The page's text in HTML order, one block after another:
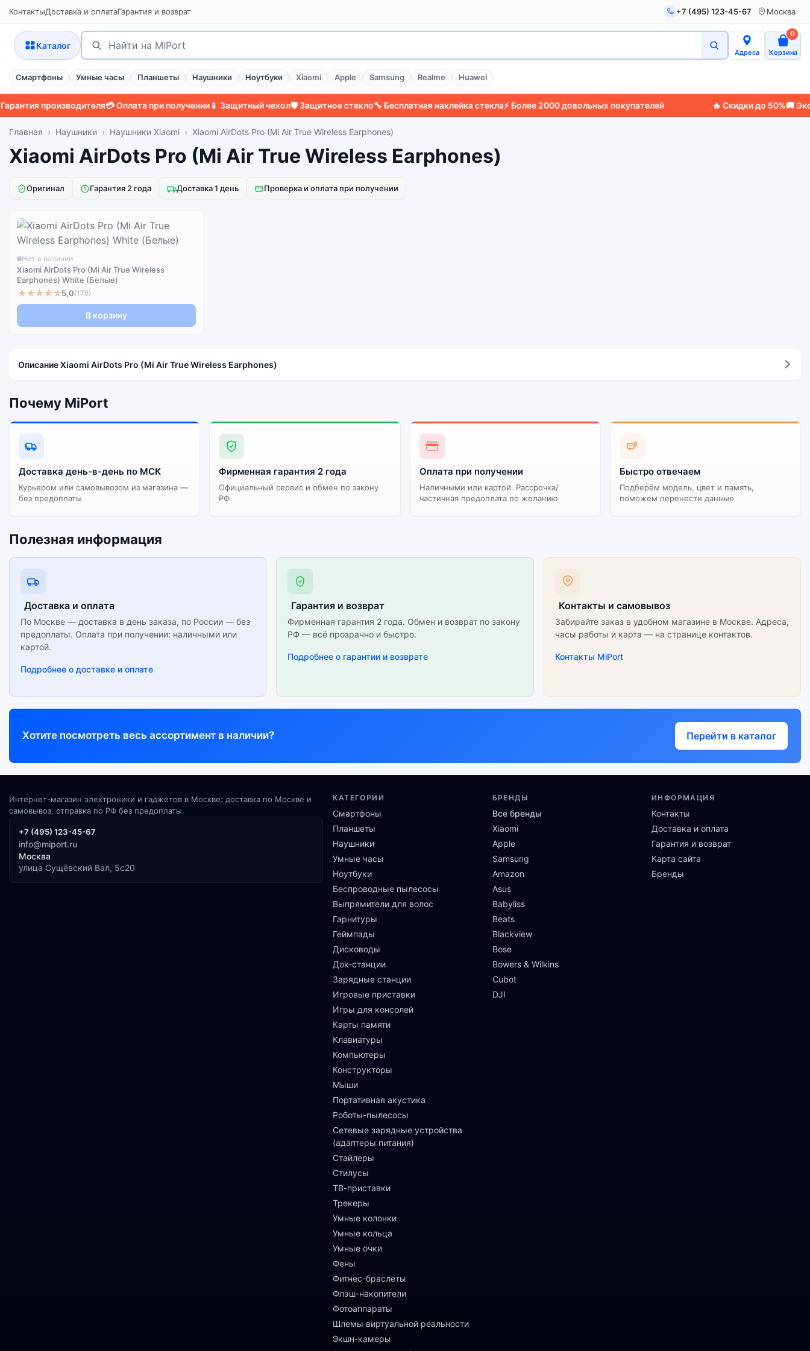
КонтактыДоставка и оплатаГарантия и возврат +7 (495) 123-45-67 Москва
Каталог
Поиск
Найти
Адреса Корзина
0
Смартфоны Умные часы Планшеты Наушники Ноутбуки Xiaomi Apple Samsung Realme Huawei
производителя💳 Оплата при получении📱 Защитный чехол🛡️ Защитное стекло🔧 Бесплатная наклейка стекла⚡ Более 2000 довольных покупателей 🔥 Скидки до 50% 🚚
Главная Наушники Наушники Xiaomi Xiaomi AirDots Pro (Mi Air True Wireless Earphones)
Xiaomi AirDots Pro (Mi Air True Wireless Earphones)
Оригинал Гарантия 2 года Доставка 1 день Проверка и оплата при получении
Нет в наличии
Xiaomi AirDots Pro (Mi Air True Wireless
Earphones) White (Белые)
★★★★★5,0(178)
В корзину
Описание Xiaomi AirDots Pro (Mi Air True Wireless Earphones)
Почему MiPort
Доставка день-в-день по МСК
Курьером или самовывозом из магазина —
без предоплаты
Фирменная гарантия 2 года
Официальный сервис и обмен по закону
РФ
Оплата при получении
Наличными или картой. Рассрочка/
частичная предоплата по желанию
Быстро отвечаем
Подберём модель, цвет и память,
поможем перенести данные
Полезная информация
Доставка и оплата
По Москве — доставка в день заказа, по России — без
предоплаты. Оплата при получении: наличными или
картой.
Подробнее о доставке и оплате
Гарантия и возврат
Фирменная гарантия 2 года. Обмен и возврат по закону
РФ — всё прозрачно и быстро.
Подробнее о гарантии и возврате
Контакты и самовывоз
Забирайте заказ в удобном магазине в Москве. Адреса,
часы работы и карта — на странице контактов.
Контакты MiPort
Хотите посмотреть весь ассортимент в наличии? Перейти в каталог
Интернет-магазин электроники и гаджетов в Москве: доставка по Москве и
самовывоз, отправка по РФ без предоплаты.
+7 (495) 123-45-67
info@miport.ru
Москва
улица Сущёвский Вал, 5с20
КАТЕГОРИИ
Смартфоны
Планшеты
Наушники
Умные часы
Ноутбуки
Беспроводные пылесосы
Выпрямители для волос
Гарнитуры
Геймпады
Дисководы
Док-станции
Зарядные станции
Игровые приставки
Игры для консолей
Карты памяти
Клавиатуры
Компьютеры
Конструкторы
Мыши
Портативная акустика
Роботы-пылесосы
Сетевые зарядные устройства
(адаптеры питания)
Стайлеры
Стилусы
ТВ-приставки
Трекеры
Умные колонки
Умные кольца
Умные очки
Фены
Фитнес-браслеты
Флэш-накопители
Фотоаппараты
Шлемы виртуальной реальности
Экшн-камеры
БРЕНДЫ
Все бренды
Xiaomi
Apple
Samsung
Amazon
Asus
Babyliss
Beats
Blackview
Bose
Bowers & Wilkins
Cubot
DJI
ИНФОРМАЦИЯ
Контакты
Доставка и оплата
Гарантия и возврат
Карта сайта
Бренды